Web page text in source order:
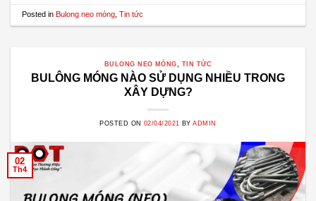
Posted in Bulong neo móng, Tin tức
BULONG NEO MÓNG, TIN TỨC
BULÔNG MÓNG NÀO SỬ DỤNG NHIỀU TRONG
XÂY DỰNG?
POSTED ON 02/04/2021 BYADMIN
02
Th4